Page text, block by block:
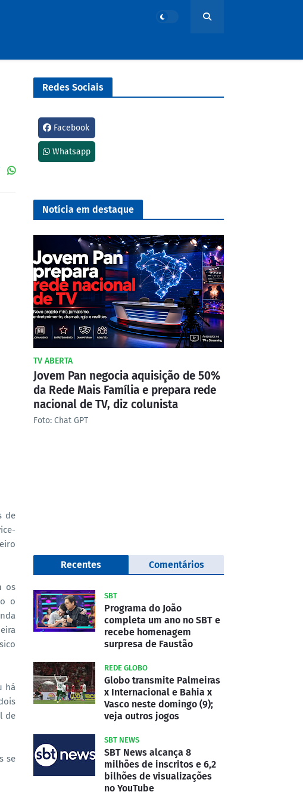
de
os
o
há
de
se
Redes Sociais
Facebook
Whatsapp
Notícia em destaque
TV ABERTA
Jovem Pan negocia aquisição de 50%
da Rede Mais Família e prepara rede
nacional de TV, diz colunista
Foto: Chat GPT
Recentes Comentários
SBT
Programa do João
completa um ano no SBT e
recebe homenagem
surpresa de Faustão
REDE GLOBO
Globo transmite Palmeiras
x Internacional e Bahia x
Vasco neste domingo (9);
veja outros jogos
SBT NEWS
SBT News alcança 8
milhões de inscritos e 6,2
bilhões de visualizações
no YouTube